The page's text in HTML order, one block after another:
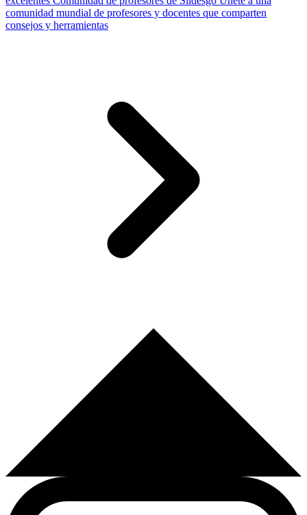
comunidad mundial de profesores y docentes que comparten
consejos y herramientas